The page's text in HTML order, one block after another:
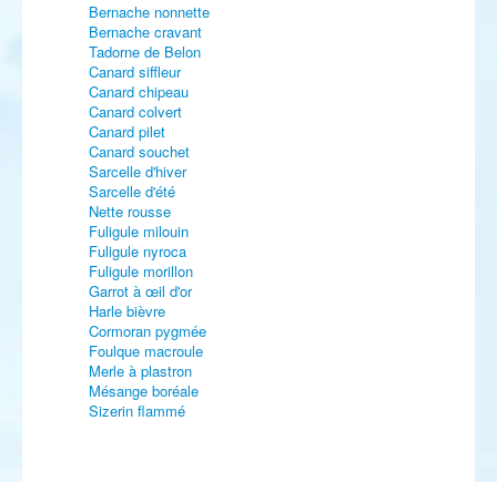
Bernache nonnette
Bernache cravant
Tadorne de Belon
Canard siffleur
Canard chipeau
Canard colvert
Canard pilet
Canard souchet
Sarcelle d'hiver
Sarcelle d'été
Nette rousse
Fuligule milouin
Fuligule nyroca
Fuligule morillon
Garrot à œil d'or
Harle bièvre
Cormoran pygmée
Foulque macroule
Merle à plastron
Mésange boréale
Sizerin flammé